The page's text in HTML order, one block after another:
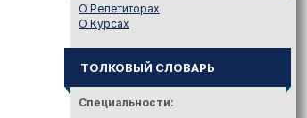
О Репетиторах
О Курсах
ТОЛКОВЫЙ СЛОВАРЬ
Специальности: